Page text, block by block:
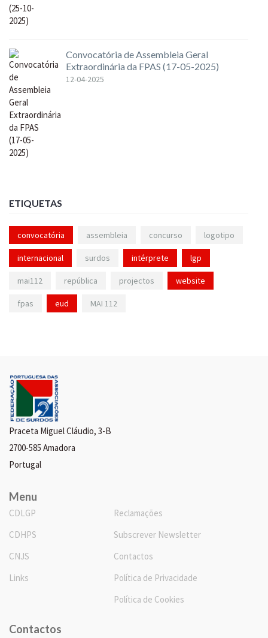
Convocatória de Assembleia Geral
Extraordinária da FPAS (17-05-2025)
12-04-2025
ETIQUETAS
convocatória assembleia concurso logotipo
internacional surdos intérprete lgp
mai112 república projectos website
fpas eud MAI 112
Praceta Miguel Cláudio, 3-B
2700-585 Amadora
Portugal
Menu
CDLGP
CDHPS
CNJS
Links
Reclamações
Subscrever Newsletter
Contactos
Política de Privacidade
Política de Cookies
Contactos